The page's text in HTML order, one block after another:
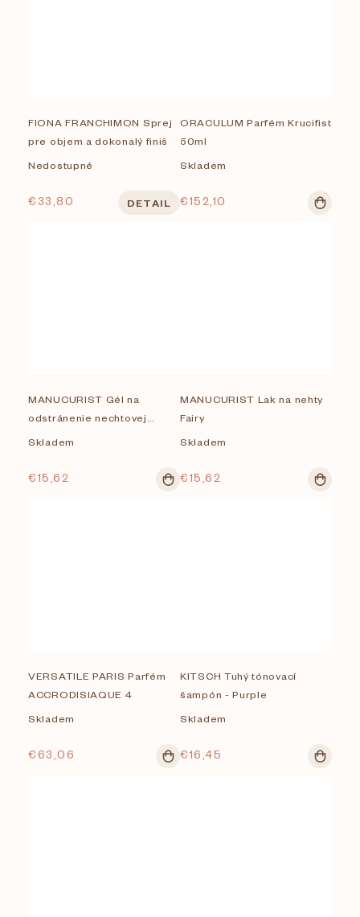
FIONA FRANCHIMON Sprej
pre objem a dokonalý finiš
Nedostupné
€33,80 DETAIL
ORACULUM Parfém Krucifist
50ml
Skladem
€152,10
MANUCURIST Gél na
odstránenie nechtovej
Skladem
€15,62
MANUCURIST Lak na nehty
Fairy
Skladem
€15,62
VERSATILE PARIS Parfém
ACCRODISIAQUE 4
Skladem
€63,06
KITSCH Tuhý tónovací
šampón - Purple
Skladem
€16,45